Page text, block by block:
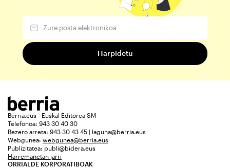
Berria.eus - Euskal Editorea SM
Telefonoa: 943 30 40 30
Bezero arreta: 943 30 43 45 | laguna@berria.eus
Webgunea: webgunea@berria.eus
Publizitatea: publi@bidera.eus
Harremanetan jarri
ORRIALDE KORPORATIBOAK